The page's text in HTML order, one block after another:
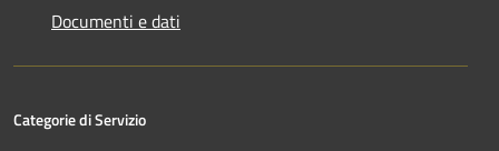
Documenti e dati
Categorie di Servizio